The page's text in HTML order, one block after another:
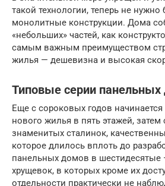
такой технологии, теперь не
монолитные конструкции. Дома
«небольших» частей, как
самым важным преимуществом
жилья — дешевизна и высокая
Типовые серии
Еще с сороковых годов начинается
нового жилья в пять этажей, затем
знаменитых сталинок,
которое длилось вплоть до
панельных домов в
хрущевок, в которых кроме их
отдельности практически не